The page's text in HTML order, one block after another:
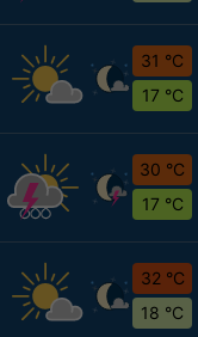
31 °C
17 °C
30 °C
17 °C
32 °C
18 °C